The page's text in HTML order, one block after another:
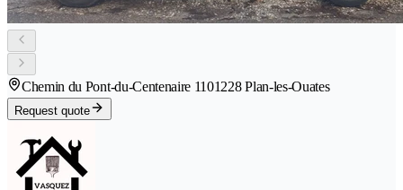
Chemin du Pont-du-Centenaire 1101228 Plan-les-Ouates
Request quote